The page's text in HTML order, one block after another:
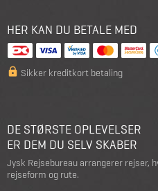
HER KAN DU BETALE MED
Sikker kreditkort betaling
DE STØRSTE OPLEVELSER
ER DEM DU SELV SKABER
Jysk Rejsebureau arrangerer rejser,
rejseform og rute.